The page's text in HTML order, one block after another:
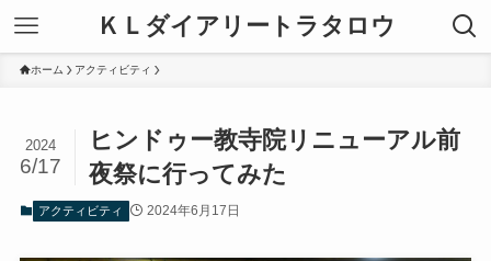
ＫＬダイアリートラタロウ
ホーム アクティビティ
ヒンドゥー教寺院リニューアル前
夜祭に行ってみた
2024
6/17
アクティビティ 2024年6月17日